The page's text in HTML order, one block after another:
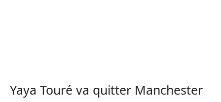
Yaya Touré va quitter Manchester